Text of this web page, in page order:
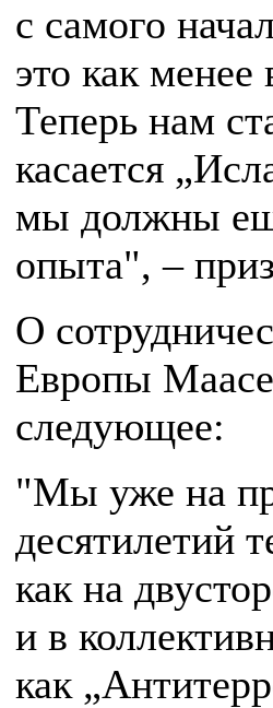
с самого
это как менее
Теперь нам
касается
мы должны
опыта", –
О
Европы
следующее:
"Мы уже на
десятилетий
как на
и в
как